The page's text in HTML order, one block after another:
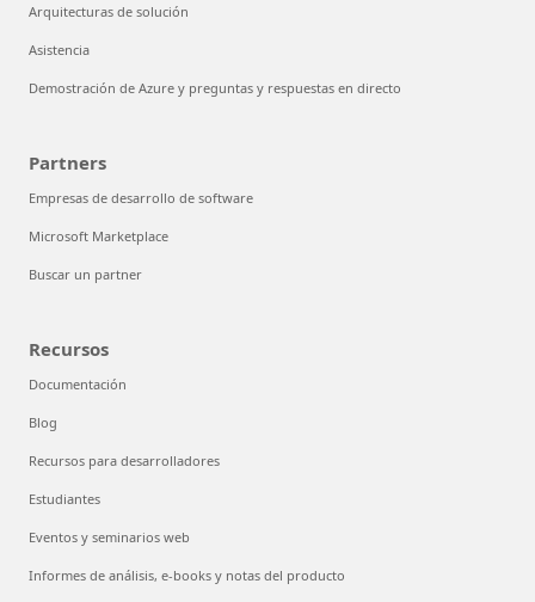
Arquitecturas de solución
Asistencia
Demostración de Azure y preguntas y respuestas en directo
Partners
Empresas de desarrollo de software
Microsoft Marketplace
Buscar un partner
Recursos
Documentación
Blog
Recursos para desarrolladores
Estudiantes
Eventos y seminarios web
Informes de análisis, e-books y notas del producto